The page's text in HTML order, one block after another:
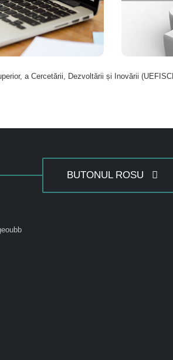
a Cercetării, Dezvoltării și Inovării
BUTONUL ROSU